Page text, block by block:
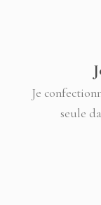
Je
seule